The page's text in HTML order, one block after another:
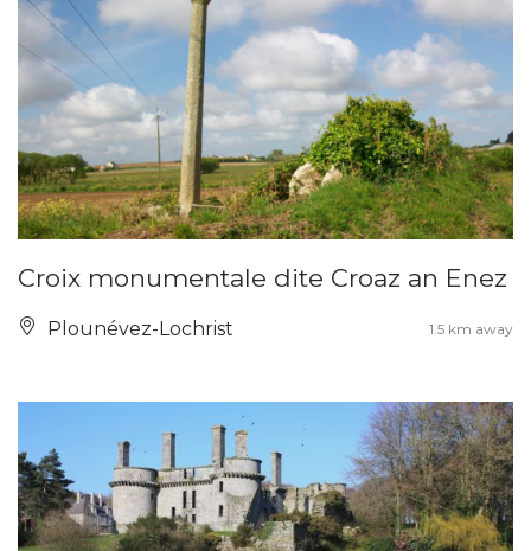
Croix monumentale dite Croaz an Enez
Plounévez-Lochrist 1.5 km away